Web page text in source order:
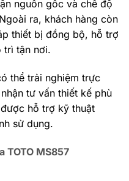
nguồn gốc và chế độ
ra, khách hàng còn
thiết bị đồng bộ, hỗ trợ
trì tận nơi.
thể trải nghiệm trực
tư vấn thiết kế phù
hỗ trợ kỹ thuật
sử dụng.
TOTO MS857